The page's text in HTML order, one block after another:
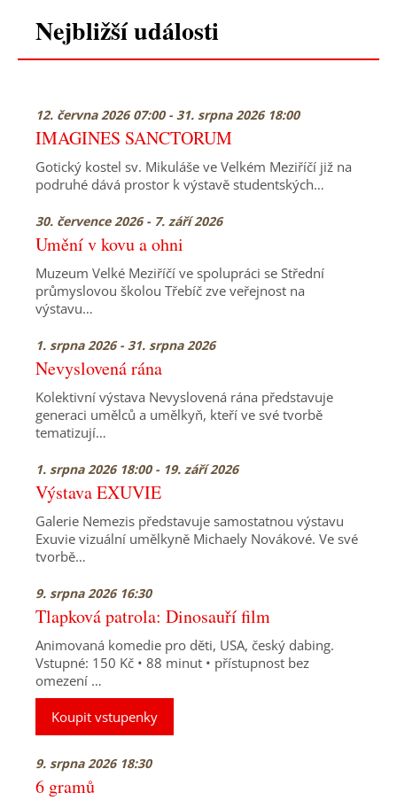
Nejbližší události
12. června 2026 07:00 - 31. srpna 2026 18:00
IMAGINES SANCTORUM
Gotický kostel sv. Mikuláše ve Velkém Meziříčí již na
podruhé dává prostor k výstavě studentských…
30. července 2026 - 7. září 2026
Umění v kovu a ohni
Muzeum Velké Meziříčí ve spolupráci se Střední
průmyslovou školou Třebíč zve veřejnost na
výstavu…
1. srpna 2026 - 31. srpna 2026
Nevyslovená rána
Kolektivní výstava Nevyslovená rána představuje
generaci umělců a umělkyň, kteří ve své tvorbě
tematizují…
1. srpna 2026 18:00 - 19. září 2026
Výstava EXUVIE
Galerie Nemezis představuje samostatnou výstavu
Exuvie vizuální umělkyně Michaely Novákové. Ve své
tvorbě…
9. srpna 2026 16:30
Tlapková patrola: Dinosauří film
Animovaná komedie pro děti, USA, český dabing.
Vstupné: 150 Kč • 88 minut • přístupnost bez
omezení …
Koupit vstupenky
9. srpna 2026 18:30
6 gramů